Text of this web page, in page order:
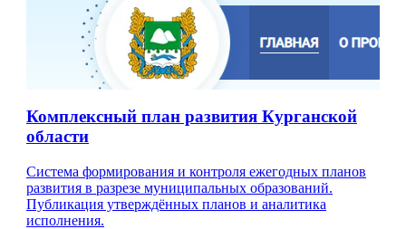
Комплексный план развития Курганской
области
Система формирования и контроля ежегодных планов
развития в разрезе муниципальных образований.
Публикация утверждённых планов и аналитика
исполнения.